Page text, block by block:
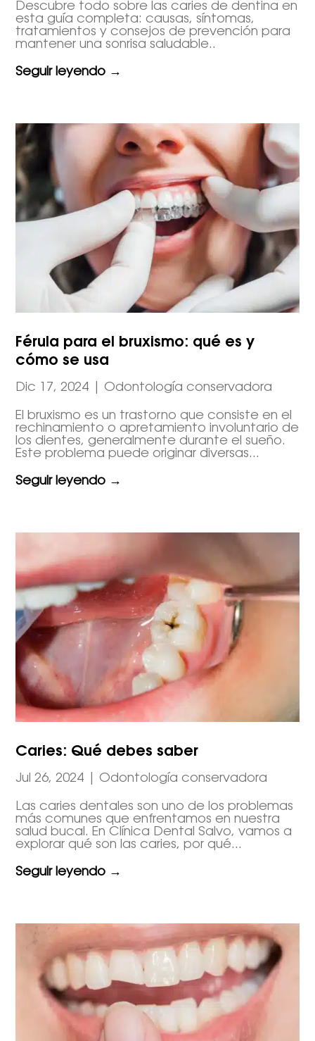
Descubre todo sobre las caries de dentina en
esta guía completa: causas, síntomas,
tratamientos y consejos de prevención para
mantener una sonrisa saludable..
Seguir leyendo →
Férula para el bruxismo: qué es y
cómo se usa
Dic 17, 2024 |Odontología conservadora
El bruxismo es un trastorno que consiste en el
rechinamiento o apretamiento involuntario de
los dientes, generalmente durante el sueño.
Este problema puede originar diversas...
Seguir leyendo →
Caries: Qué debes saber
Jul 26, 2024 |Odontología conservadora
Las caries dentales son uno de los problemas
más comunes que enfrentamos en nuestra
salud bucal. En Clínica Dental Salvo, vamos a
explorar qué son las caries, por qué...
Seguir leyendo →